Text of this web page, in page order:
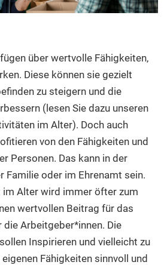
über wertvolle Fähigkeiten,
Diese können sie gezielt
zu steigern und die
(lesen Sie dazu unseren
im Alter). Doch auch
von den Fähigkeiten und
Personen. Das kann in der
Familie oder im Ehrenamt sein.
Alter wird immer öfter zum
wertvollen Beitrag für das
die Arbeitgeber*innen. Die
Inspirieren und vielleicht zu
Fähigkeiten sinnvoll und